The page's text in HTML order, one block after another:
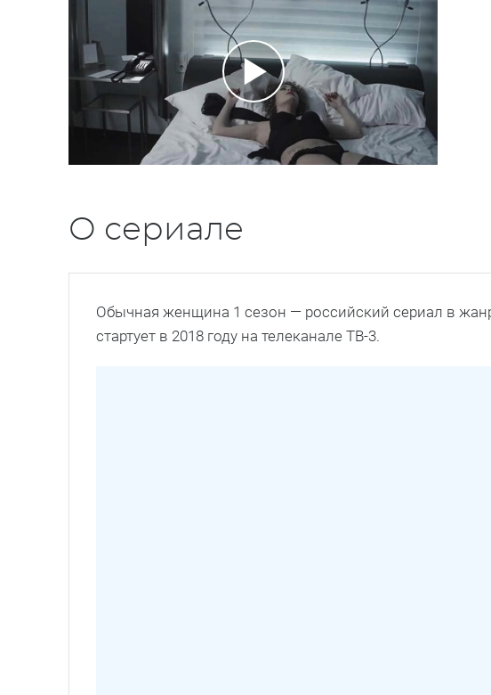
О сериале
Обычная женщина 1 сезон — российский сериал в
стартует в 2018 году на телеканале ТВ-3.